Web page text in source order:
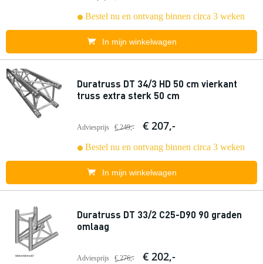
Bestel nu en ontvang binnen circa 3 weken
In mijn winkelwagen
Duratruss DT 34/3 HD 50 cm vierkant
truss extra sterk 50 cm
Adviesprijs € 249,- € 207,-
Bestel nu en ontvang binnen circa 3 weken
In mijn winkelwagen
Duratruss DT 33/2 C25-D90 90 graden
omlaag
Adviesprijs € 276,- € 202,-